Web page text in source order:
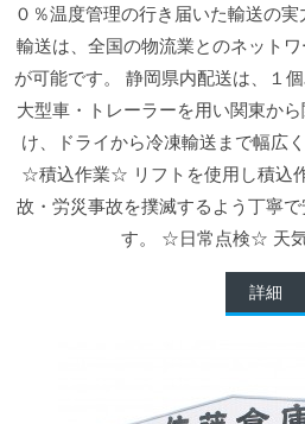
０％温度管理の行き届いた輸送の
輸送は、全国の物流業とのネット
が可能です。 静岡県内配送は、１
大型車・トレーラーを用い関東か
け、ドライから冷凍輸送まで幅広
☆積込作業☆ リフトを使用し積込
故・労災事故を撲滅するよう丁寧
す。 ☆日常点検☆ 天
詳細